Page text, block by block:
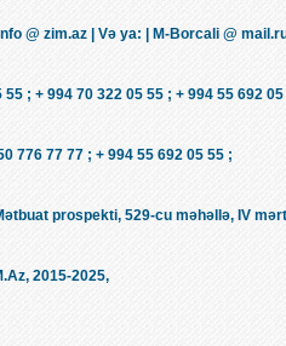
@ zim.az | Və ya: | M-Borcali @
; + 994 70 322 05 55 ; + 994 55 692
776 77 77 ; + 994 55 692 05 55 ;
prospekti, 529-cu məhəllə, IV
2015-2025,